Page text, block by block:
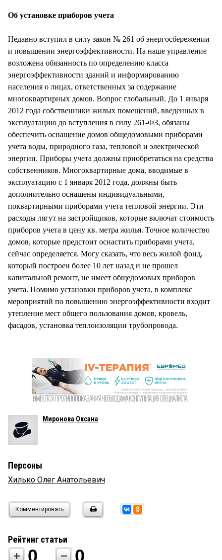
Об установке приборов учета
Недавно вступил в силу закон № 261 об энергосбережении
и повышении энергоэффективности. На наше управление
возложена обязанность по определению класса
энергоэффективности зданий и информированию
населения о лицах, ответственных за содержание
многоквартирных домов. Вопрос глобальный. До 1 января
2012 года собственники жилых помещений, введенных в
эксплуатацию до вступления в силу 261-ФЗ, обязаны
обеспечить оснащение домов общедомовыми приборами
учета воды, природного газа, тепловой и электрической
энергии. Приборы учета должны приобретаться на средства
собственников. Многоквартирные дома, вводимые в
эксплуатацию с 1 января 2012 года, должны быть
дополнительно оснащены индивидуальными,
поквартирными приборами учета тепловой энергии. Эти
расходы лягут на застройщиков, которые включат стоимость
приборов учета в цену кв. метра жилья. Точное количество
домов, которые предстоит оснастить приборами учета,
сейчас определяется. Могу сказать, что весь жилой фонд,
который построен более 10 лет назад и не прошел
капитальной ремонт, не имеет общедомовых приборов
учета. Помимо установки приборов учета, в комплекс
мероприятий по повышению энергоэффективности входит
утепление мест общего пользования домов, кровель,
фасадов, установка теплоизоляции трубопровода.
Миронова Оксана
Персоны
Хилько Олег Анатольевич
Комментировать
Рейтинг статьи
0 0